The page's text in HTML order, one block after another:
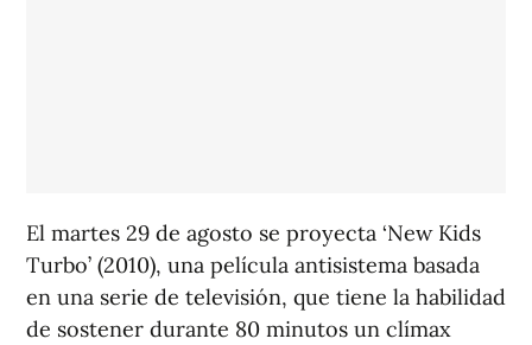
El martes 29 de agosto se proyecta ‘New Kids
Turbo’ (2010), una película antisistema basada
en una serie de televisión, que tiene la habilidad
de sostener durante 80 minutos un clímax